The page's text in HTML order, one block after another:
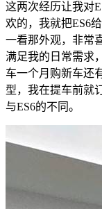
这两次经历让我对
欢的，我就把ES6
一看那外观，非常
满足我的日常需求
车一个月购新车还
型，我在提车前就
与ES6的不同。